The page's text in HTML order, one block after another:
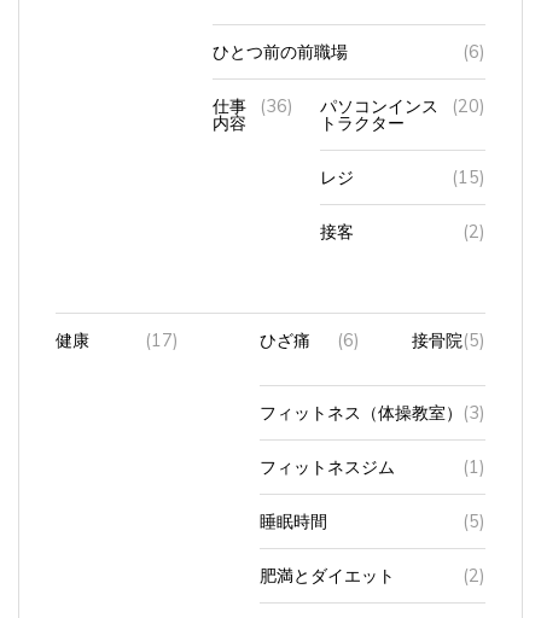
ひとつ前の前職場 (6)
仕事
内容
(36) パソコンインス
トラクター
(20)
レジ (15)
接客 (2)
健康 (17) ひざ痛 (6) 接骨院(5)
フィットネス（体操教室） (3)
フィットネスジム (1)
睡眠時間 (5)
肥満とダイエット (2)